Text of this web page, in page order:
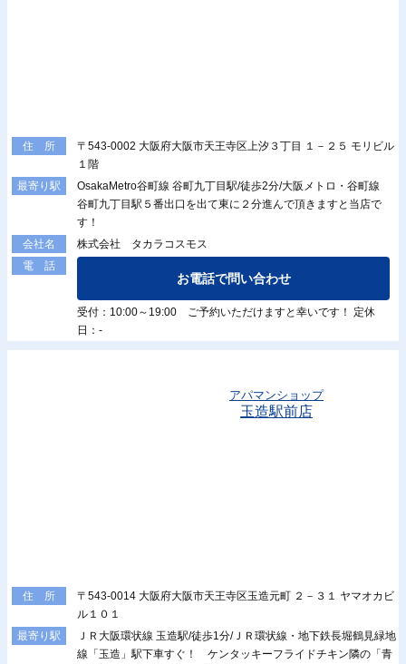
住 所
〒543-0002 大阪府大阪市天王寺区上汐３丁目 １－２５ モリビル
１階
最寄り駅
OsakaMetro谷町線 谷町九丁目駅/徒歩2分/大阪メトロ・谷町線
谷町九丁目駅５番出口を出て東に２分進んで頂きますと当店で
す！
会社名
株式会社 タカラコスモス
電 話
お電話で問い合わせ
受付：10:00～19:00 ご予約いただけますと幸いです！ 定休
日：-
アパマンショップ
玉造駅前店
住 所
〒543-0014 大阪府大阪市天王寺区玉造元町 ２－３１ ヤマオカビ
ル１０１
最寄り駅
ＪＲ大阪環状線 玉造駅/徒歩1分/ＪＲ環状線・地下鉄長堀鶴見緑地
線「玉造」駅下車すぐ！ ケンタッキーフライドチキン隣の「青